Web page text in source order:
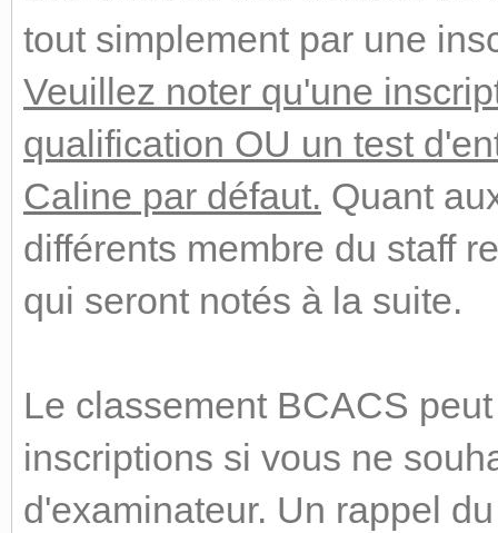
tout simplement par une
Veuillez noter qu'une
qualification OU un test
Caline par défaut. Quant
différents membre du staff
qui seront notés à la suite.
Le classement BCACS
inscriptions si vous ne
d'examinateur. Un rappel